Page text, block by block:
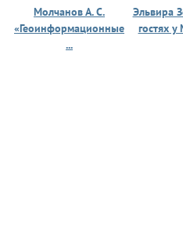
Молчанов А. С.
«Геоинформационные
...
Эльвира
гостях